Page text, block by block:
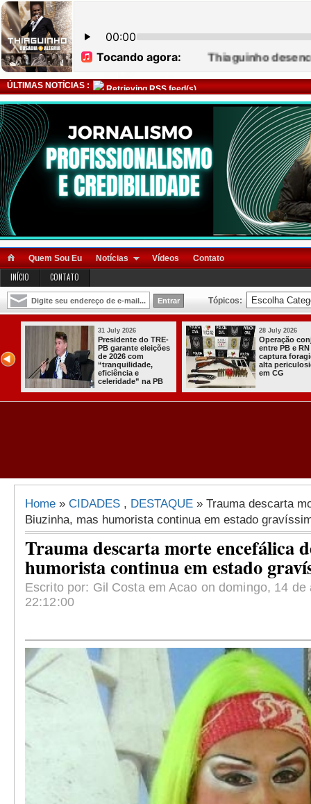
ÚLTIMAS NOTÍCIAS : Retrieving RSS feed(s)
Quem Sou Eu Notícias Vídeos Contato
INÍCIO CONTATO
Tópicos:
foragido de
Problemas de saúde
tiram Frei Anastácio
da disputa para
deputado federal
Home » CIDADES , DESTAQUE » Trauma descarta
Biuzinha, mas humorista continua em estado
Trauma descarta morte encefálica
humorista continua em estado
Escrito por: Gil Costa em Acao on domingo, 14
22:12:00